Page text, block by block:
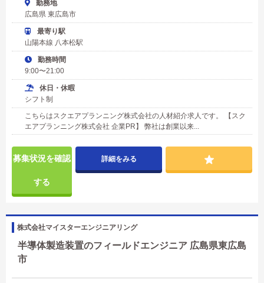
勤務地
広島県 東広島市
最寄り駅
山陽本線 八本松駅
勤務時間
9:00〜21:00
休日・休暇
シフト制
こちらはスクエアプランニング株式会社の人材紹介求人です。 【スク
エアプランニング株式会社 企業PR】 弊社は創業以来...
募集状況を確認
する
詳細をみる
株式会社マイスターエンジニアリング
半導体製造装置のフィールドエンジニア 広島県東広島
市